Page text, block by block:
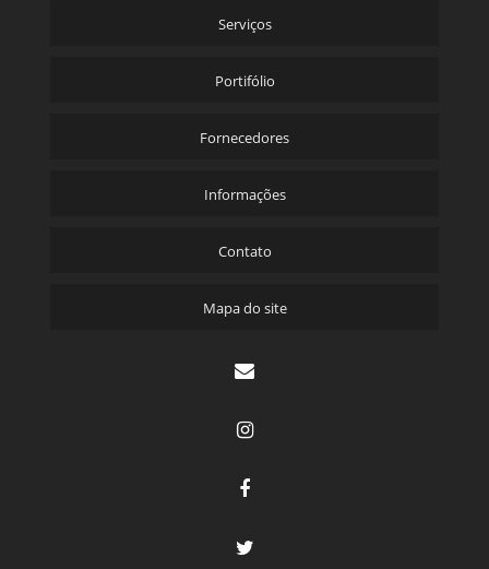
Serviços
Portifólio
Fornecedores
Informações
Contato
Mapa do site